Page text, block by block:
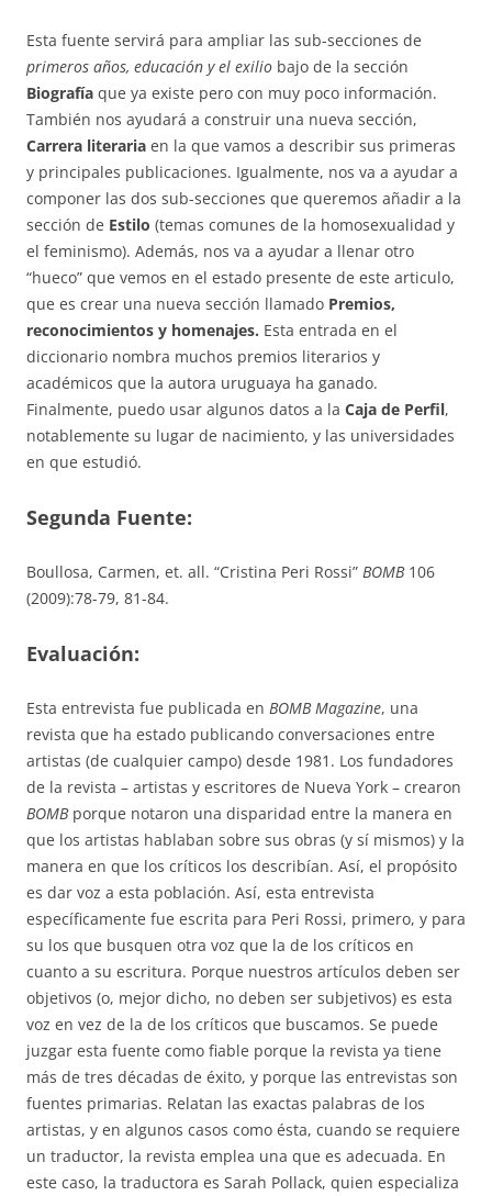
Esta fuente servirá para ampliar las sub-secciones de
primeros años, educación y el exilio bajo de la sección
Biografía que ya existe pero con muy poco información.
También nos ayudará a construir una nueva sección,
Carrera literaria en la que vamos a describir sus primeras
y principales publicaciones. Igualmente, nos va a ayudar a
componer las dos sub-secciones que queremos añadir a la
sección de Estilo (temas comunes de la homosexualidad y
el feminismo). Además, nos va a ayudar a llenar otro
“hueco” que vemos en el estado presente de este articulo,
que es crear una nueva sección llamado Premios,
reconocimientos y homenajes. Esta entrada en el
diccionario nombra muchos premios literarios y
académicos que la autora uruguaya ha ganado.
Finalmente, puedo usar algunos datos a la Caja de Perfil,
notablemente su lugar de nacimiento, y las universidades
en que estudió.
Segunda Fuente:
Boullosa, Carmen, et. all. “Cristina Peri Rossi” BOMB106
(2009):78-79, 81-84.
Evaluación:
Esta entrevista fue publicada en BOMB Magazine, una
revista que ha estado publicando conversaciones entre
artistas (de cualquier campo) desde 1981. Los fundadores
de la revista – artistas y escritores de Nueva York – crearon
BOMBporque notaron una disparidad entre la manera en
que los artistas hablaban sobre sus obras (y sí mismos) y la
manera en que los críticos los describían. Así, el propósito
es dar voz a esta población. Así, esta entrevista
específicamente fue escrita para Peri Rossi, primero, y para
su los que busquen otra voz que la de los críticos en
cuanto a su escritura. Porque nuestros artículos deben ser
objetivos (o, mejor dicho, no deben ser subjetivos) es esta
voz en vez de la de los críticos que buscamos. Se puede
juzgar esta fuente como fiable porque la revista ya tiene
más de tres décadas de éxito, y porque las entrevistas son
fuentes primarias. Relatan las exactas palabras de los
artistas, y en algunos casos como ésta, cuando se requiere
un traductor, la revista emplea una que es adecuada. En
este caso, la traductora es Sarah Pollack, quien especializa